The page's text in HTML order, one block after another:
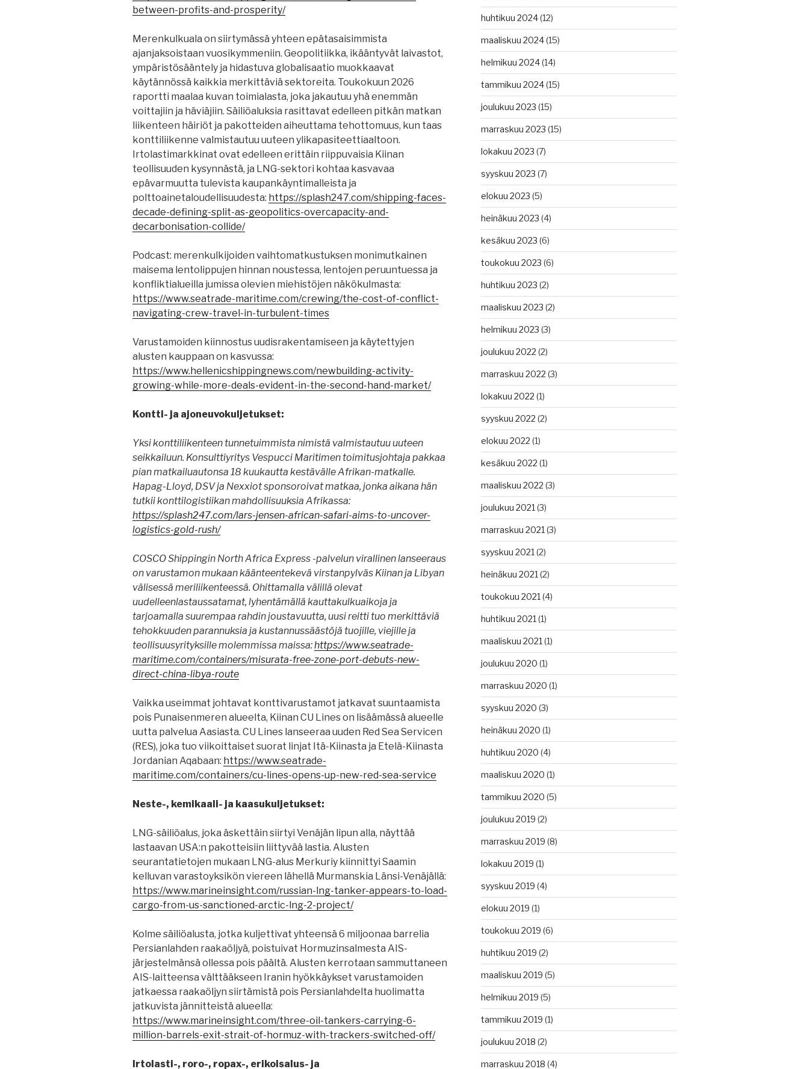
between-profits-and-prosperity/
Merenkulkuala on siirtymässä yhteen epätasaisimmista
ajanjaksoistaan ​​vuosikymmeniin. Geopolitiikka, ikääntyvät laivastot,
ympäristösääntely ja hidastuva globalisaatio muokkaavat
käytännössä kaikkia merkittäviä sektoreita. Toukokuun 2026
raportti maalaa kuvan toimialasta, joka jakautuu yhä enemmän
voittajiin ja häviäjiin. Säiliöaluksia rasittavat edelleen pitkän matkan
liikenteen häiriöt ja pakotteiden aiheuttama tehottomuus, kun taas
konttiliikenne valmistautuu uuteen ylikapasiteettiaaltoon.
Irtolastimarkkinat ovat edelleen erittäin riippuvaisia ​​Kiinan
teollisuuden kysynnästä, ja LNG-sektori kohtaa kasvavaa
epävarmuutta tulevista kaupankäyntimalleista ja
polttoainetaloudellisuudesta: https://splash247.com/shipping-faces-
decade-defining-split-as-geopolitics-overcapacity-and-
decarbonisation-collide/
Podcast: merenkulkijoiden vaihtomatkustuksen monimutkainen
maisema lentolippujen hinnan noustessa, lentojen peruuntuessa ja
konfliktialueilla jumissa olevien miehistöjen näkökulmasta:
https://www.seatrade-maritime.com/crewing/the-cost-of-conflict-
navigating-crew-travel-in-turbulent-times
Varustamoiden kiinnostus uudisrakentamiseen ja käytettyjen
alusten kauppaan on kasvussa:
https://www.hellenicshippingnews.com/newbuilding-activity-
growing-while-more-deals-evident-in-the-second-hand-market/
Kontti- ja ajoneuvokuljetukset:
Yksi konttiliikenteen tunnetuimmista nimistä valmistautuu uuteen
seikkailuun. Konsulttiyritys Vespucci Maritimen toimitusjohtaja pakkaa
pian matkailuautonsa 18 kuukautta kestävälle Afrikan-matkalle.
Hapag-Lloyd, DSV ja Nexxiot sponsoroivat matkaa, jonka aikana hän
tutkii konttilogistiikan mahdollisuuksia Afrikassa:
https://splash247.com/lars-jensen-african-safari-aims-to-uncover-
logistics-gold-rush/
COSCO Shippingin North Africa Express -palvelun virallinen lanseeraus
on varustamon mukaan käänteentekevä virstanpylväs Kiinan ja Libyan
välisessä meriliikenteessä. Ohittamalla välillä olevat
uudelleenlastaussatamat, lyhentämällä kauttakulkuaikoja ja
tarjoamalla suurempaa rahdin joustavuutta, uusi reitti tuo merkittäviä
tehokkuuden parannuksia ja kustannussäästöjä tuojille, viejille ja
teollisuusyrityksille molemmissa maissa:https://www.seatrade-
maritime.com/containers/misurata-free-zone-port-debuts-new-
direct-china-libya-route
Vaikka useimmat johtavat konttivarustamot jatkavat suuntaamista
pois Punaisenmeren alueelta, Kiinan CU Lines on lisäämässä alueelle
uutta palvelua Aasiasta. CU Lines lanseeraa uuden Red Sea Servicen
(RES), joka tuo viikoittaiset suorat linjat Itä-Kiinasta ja Etelä-Kiinasta
Jordanian Aqabaan: https://www.seatrade-
maritime.com/containers/cu-lines-opens-up-new-red-sea-service
Neste-, kemikaali- ja kaasukuljetukset:
LNG-säiliöalus, joka äskettäin siirtyi Venäjän lipun alla, näyttää
lastaavan USA:n pakotteisiin liittyvää lastia. Alusten
seurantatietojen mukaan LNG-alus Merkuriy kiinnittyi Saamin
kelluvan varastoyksikön viereen lähellä Murmanskia Länsi-Venäjällä:
https://www.marineinsight.com/russian-lng-tanker-appears-to-load-
cargo-from-us-sanctioned-arctic-lng-2-project/
Kolme säiliöalusta, jotka kuljettivat yhteensä 6 miljoonaa barrelia
Persianlahden raakaöljyä, poistuivat Hormuzinsalmesta AIS-
järjestelmänsä ollessa pois päältä. Alusten kerrotaan sammuttaneen
AIS-laitteensa välttääkseen Iranin hyökkäykset varustamoiden
jatkaessa raakaöljyn siirtämistä pois Persianlahdelta huolimatta
jatkuvista jännitteistä alueella:
https://www.marineinsight.com/three-oil-tankers-carrying-6-
million-barrels-exit-strait-of-hormuz-with-trackers-switched-off/
Irtolasti-, roro-, ropax-, erikoisalus- ja
huhtikuu 2024(12)
maaliskuu 2024(15)
helmikuu 2024(14)
tammikuu 2024(15)
joulukuu 2023 (15)
marraskuu 2023 (15)
lokakuu 2023 (7)
syyskuu 2023 (7)
elokuu 2023 (5)
heinäkuu 2023 (4)
kesäkuu 2023 (6)
toukokuu 2023 (6)
huhtikuu 2023 (2)
maaliskuu 2023 (2)
helmikuu 2023 (3)
joulukuu 2022 (2)
marraskuu 2022 (3)
lokakuu 2022 (1)
syyskuu 2022 (2)
elokuu 2022 (1)
kesäkuu 2022 (1)
maaliskuu 2022 (3)
joulukuu 2021 (3)
marraskuu 2021 (3)
syyskuu 2021 (2)
heinäkuu 2021 (2)
toukokuu 2021 (4)
huhtikuu 2021 (1)
maaliskuu 2021 (1)
joulukuu 2020 (1)
marraskuu 2020 (1)
syyskuu 2020 (3)
heinäkuu 2020 (1)
huhtikuu 2020 (4)
maaliskuu 2020 (1)
tammikuu 2020 (5)
joulukuu 2019 (2)
marraskuu 2019 (8)
lokakuu 2019 (1)
syyskuu 2019 (4)
elokuu 2019 (1)
toukokuu 2019 (6)
huhtikuu 2019 (2)
maaliskuu 2019 (5)
helmikuu 2019 (5)
tammikuu 2019 (1)
joulukuu 2018 (2)
marraskuu 2018 (4)